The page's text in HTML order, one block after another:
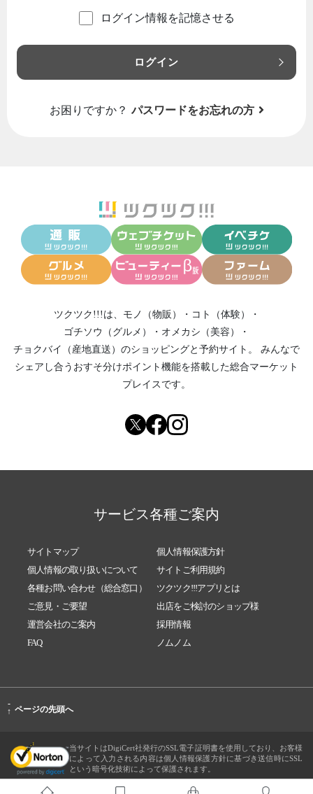
ログイン情報を記憶させる
ログイン
お困りですか？ パスワードをお忘れの方
ツクツク!!!は、 モノ（物販） ・ コト（体験）
・
ゴチソウ（グルメ）
・ オメカシ（美容）
・
チョクバイ（産地直送） のショッピングと予約サイト。
みんなで
シェアし合う おすそ分けポイント機能を搭載した総合マーケット
プレイスです。
サービス各種ご案内
サイトマップ
個人情報保護方針
個人情報の取り扱いについて
サイトご利用規約
各種お問い合わせ（総合窓口）
ツクツク!!!アプリとは
ご意見・ご要望
出店をご検討のショップ様
運営会社のご案内
採用情報
FAQ
ノムノム
-
↑ ページの先頭へ
当サイトはDigiCert社発行のSSL電子証明書を使用しており、お客様
によって入力される内容は個人情報保護方針に基づき送信時にSSL
という暗号化技術によって保護されます。